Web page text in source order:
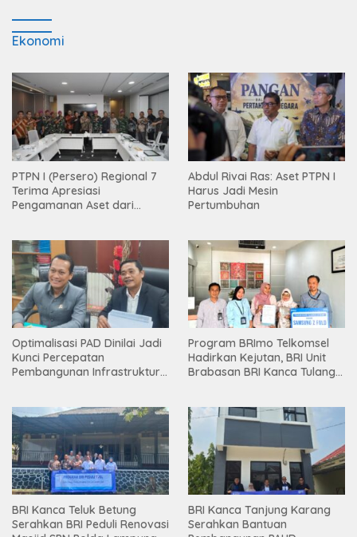
Ekonomi
PTPN I (Persero) Regional 7
Terima Apresiasi
Pengamanan Aset dari
Abdul Rivai Ras: Aset PTPN I
Harus Jadi Mesin
Pertumbuhan
Optimalisasi PAD Dinilai Jadi
Kunci Percepatan
Pembangunan Infrastruktur
Program BRImo Telkomsel
Hadirkan Kejutan, BRI Unit
Brabasan BRI Kanca Tulang
Mesuji
BRI Kanca Teluk Betung
Serahkan BRI Peduli Renovasi
BRI Kanca Tanjung Karang
Serahkan Bantuan